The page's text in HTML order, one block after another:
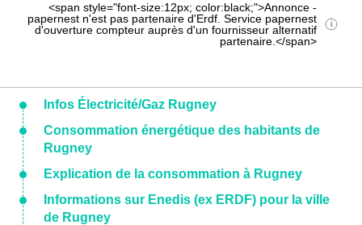
<span style="font-size:12px; color:black;">Annonce -
papernest n'est pas partenaire d'Erdf. Service papernest
d'ouverture compteur auprès d'un fournisseur alternatif
partenaire.</span>
Infos Électricité/Gaz Rugney
Consommation énergétique des habitants de
Rugney
Explication de la consommation à Rugney
Informations sur Enedis (ex ERDF) pour la ville
de Rugney